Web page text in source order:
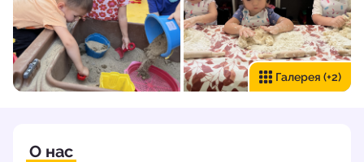
Галерея (+2)
О нас